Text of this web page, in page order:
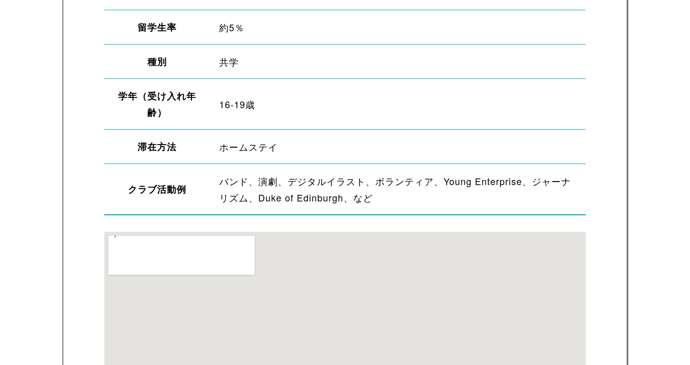
留学生率 約5％
種別 共学
学年（受け入れ年
齢）
16‐19歳
滞在方法 ホームステイ
クラブ活動例
バンド、演劇、デジタルイラスト、ボランティア、Young Enterprise、ジャーナ
リズム、Duke of Edinburgh、など